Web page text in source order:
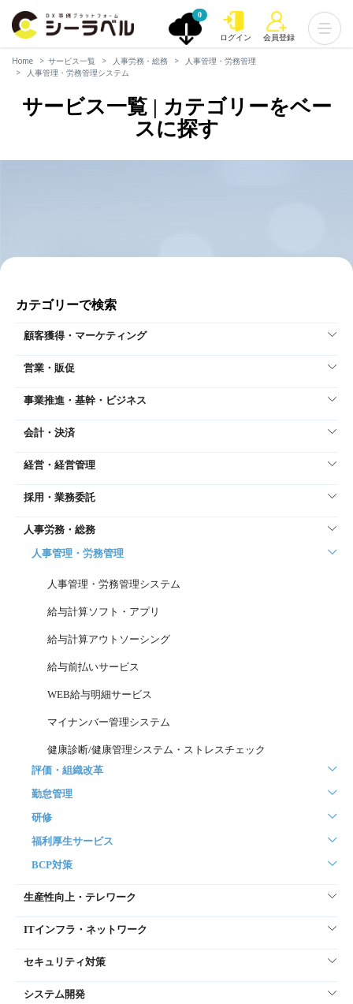
0
ログイン 会員登録
Home サービス一覧 人事労務・総務
人事管理・労務管理
人事管理・労務管理システム
サービス一覧 | カテゴリーをベー
スに探す
カテゴリーで検索
顧客獲得・マーケティング
営業・販促
事業推進・基幹・ビジネス
会計・決済
経営・経営管理
採用・業務委託
人事労務・総務
人事管理・労務管理
人事管理・労務管理システム
給与計算ソフト・アプリ
給与計算アウトソーシング
給与前払いサービス
WEB給与明細サービス
マイナンバー管理システム
健康診断/健康管理システム・ストレスチェック
評価・組織改革
勤怠管理
研修
福利厚生サービス
BCP対策
生産性向上・テレワーク
ITインフラ・ネットワーク
セキュリティ対策
システム開発